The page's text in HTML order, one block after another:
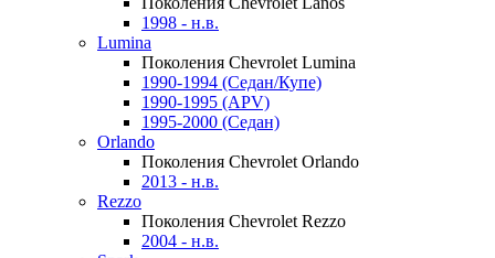
1998 - н.в.
Lumina
Поколения Chevrolet Lumina
1990-1994 (Седан/Купе)
1990-1995 (APV)
1995-2000 (Седан)
Orlando
Поколения Chevrolet Orlando
2013 - н.в.
Rezzo
Поколения Chevrolet Rezzo
2004 - н.в.